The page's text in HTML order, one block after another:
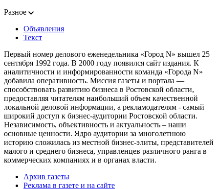
Разное
Объявления
Текст
Первый номер делового еженедельника «Город N» вышел 25
сентября 1992 года. В 2000 году появился сайт издания. К
аналитичности и информированности команда «Города N»
добавила оперативность. Миссия газеты и портала —
способствовать развитию бизнеса в Ростовской области,
предоставляя читателям наибольший объем качественной
локальной деловой информации, а рекламодателям - самый
широкий доступ к бизнес-аудитории Ростовской области.
Независимость, объективность и актуальность – наши
основные ценности. Ядро аудитории за многолетнюю
историю сложилась из местной бизнес-элиты, представителей
малого и среднего бизнеса, управленцев различного ранга в
коммерческих компаниях и в органах власти.
Архив газеты
Реклама в газете и на сайте